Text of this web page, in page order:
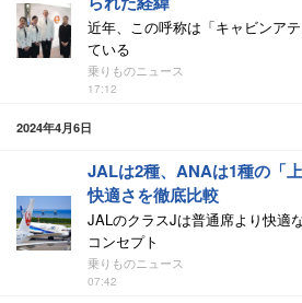
近年、この呼称は「キャビンア
ている
乗りものニュース
17:12
2024年4月6日
JALは2種、ANAは1種の「
快適さを徹底比較
JALのクラスJは普通席より快適
コンセプト
乗りものニュース
07:42